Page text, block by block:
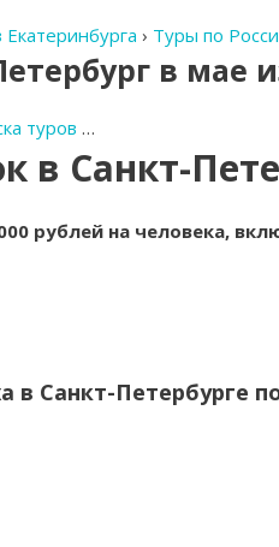
› Туры по
в мае
туров …
в Санкт-
рублей на человека,
в Санкт-Петербурге